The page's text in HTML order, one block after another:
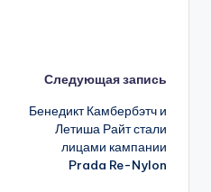
Следующая запись
Бенедикт Камбербэтч и
Летиша Райт стали
лицами кампании
Prada Re-Nylon